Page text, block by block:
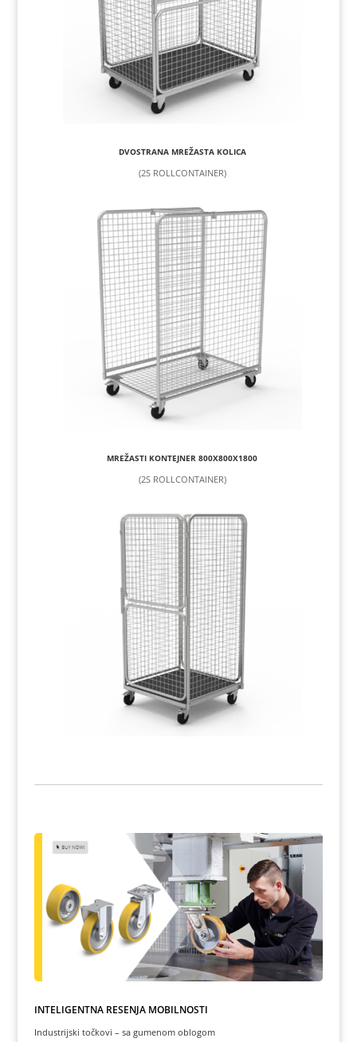
DVOSTRANA MREŽASTA KOLICA
(2S ROLLCONTAINER)
MREŽASTI KONTEJNER 800X800X1800
(2S ROLLCONTAINER)
INTELIGENTNA REŠENJA MOBILNOSTI
Industrijski točkovi – sa gumenom oblogom